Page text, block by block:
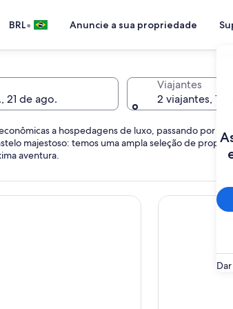
BRL• Anuncie a sua propriedade
21 de ago.
Viajantes
2 viajantes, 1
a hospedagens de luxo, passando por
majestoso: temos uma ampla seleção de
aventura.
Hotéis de luxo